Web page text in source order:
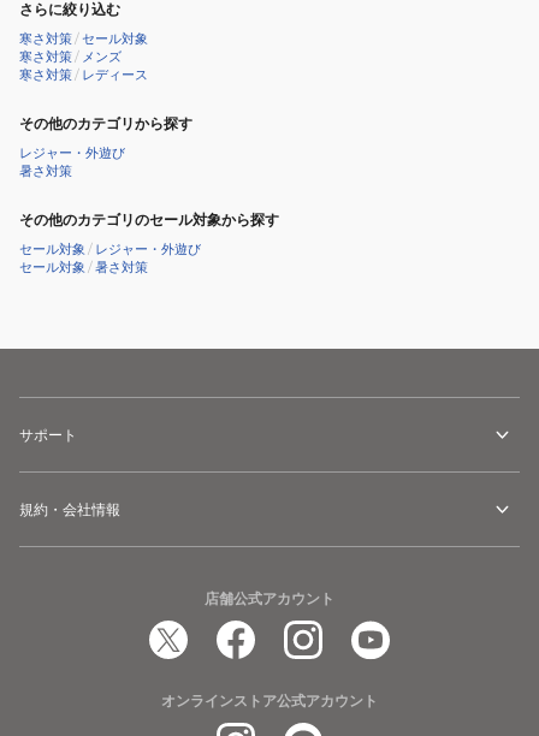
さらに絞り込む
寒さ対策/セール対象
寒さ対策/ メンズ
寒さ対策/ レディース
その他のカテゴリから探す
レジャー・外遊び
暑さ対策
その他のカテゴリのセール対象から探す
セール対象 / レジャー・外遊び
セール対象 /暑さ対策
サポート
規約・会社情報
店舗公式アカウント
オンラインストア公式アカウント